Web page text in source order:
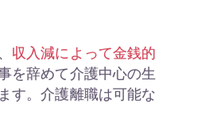
収入減によって金銭的
を辞めて介護中心の生
す。介護離職は可能な